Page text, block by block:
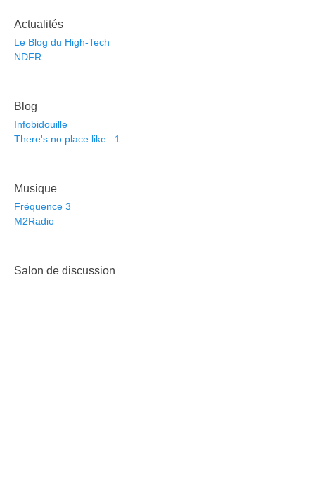
Actualités
Le Blog du High-Tech
NDFR
Blog
Infobidouille
There's no place like ::1
Musique
Fréquence 3
M2Radio
Salon de discussion